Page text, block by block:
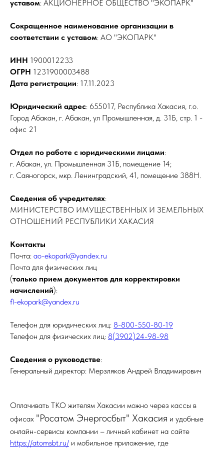
уставом: АКЦИОНЕРНОЕ ОБЩЕСТВО "ЭКОПАРК"
Сокращенное наименование организации в
соответствии с уставом: АО "ЭКОПАРК"
ИНН 1900012233
ОГРН 1231900003488
Дата регистрации: 17.11.2023
Юридический адрес: 655017, Республика Хакасия, г.о.
Город Абакан, г. Абакан, ул Промышленная, д. 31Б, стр. 1 -
офис 21
Отдел по работе с юридическими лицами:
г. Абакан, ул. Промышленная 31Б, помещение 14;
г. Саяногорск, мкр. Ленинградский, 41, помещение 388Н.
Сведения об учредителях:
МИНИСТЕРСТВО ИМУЩЕСТВЕННЫХ И ЗЕМЕЛЬНЫХ
ОТНОШЕНИЙ РЕСПУБЛИКИ ХАКАСИЯ
Контакты
Почта: ao-ekopark@yandex.ru
Почта для физических лиц
(только прием документов для корректировки
начислений):
fl-ekopark@yandex.ru
Телефон для юридических лиц: 8-800-550-80-19
Телефон для физических лиц: 8(3902)24-98-98
Сведения о руководстве:
Генеральный директор: Мерзляков Андрей Владимирович
Оплачивать ТКО жителям Хакасии можно через кассы в
офисах "Росатом Энергосбыт" Хакасия и удобные
онлайн-сервисы компании – личный кабинет на сайте
https://atomsbt.ru/ и мобильное приложение, где